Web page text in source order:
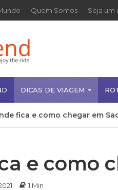
Quem Somos Seja um
DICAS DE VIAGEM
fica e como chegar em
e como
1 Min